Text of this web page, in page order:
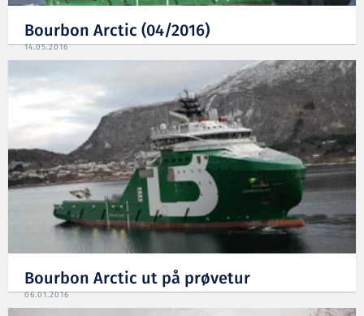
Bourbon Arctic (04/2016)
14.05.2016
Bourbon Arctic ut på prøvetur
06.01.2016